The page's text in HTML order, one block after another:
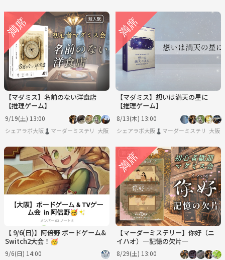
【マダミス】名前のない洋食店
【推理ゲーム】
9/19(土) 13:00
シェアラボ大阪♟️マーダーミステリー/ボードゲーム/友達作り
大阪
【マダミス】想いは満天の星に
【推理ゲーム】
8/13(木) 13:00
シェアラボ大阪♟️マーダーミステリー/ボ
大阪
【 9/6(日)】阿倍野 ボードゲーム&
Switch2大会！🥳
9/6(日) 14:00
【マーダーミステリー】你好（ニ
イハオ）―記憶の欠片―
8/29(土) 13:00